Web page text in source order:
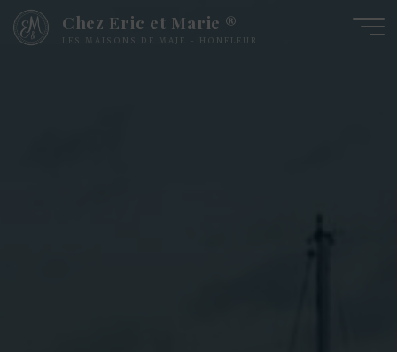
Chez Eric et Marie ®
LES MAISONS DE MAJE - HONFLEUR